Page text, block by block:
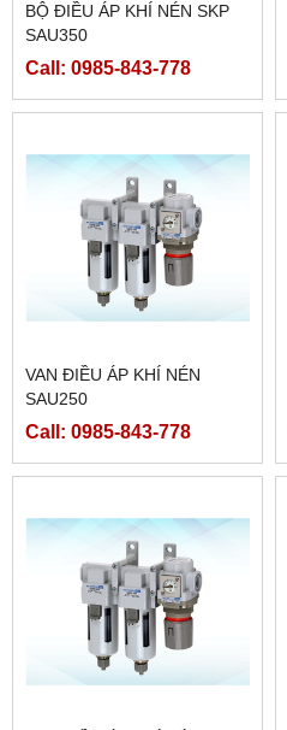
BỘ ĐIỀU ÁP KHÍ NÉN SKP
SAU350
Call: 0985-843-778
VAN ĐIỀU ÁP KHÍ NÉN
SAU250
Call: 0985-843-778